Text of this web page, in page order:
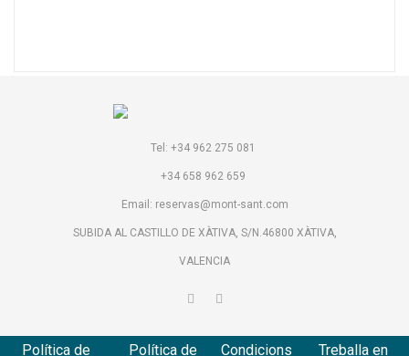
Tel: +34 962 275 081
+34 658 962 659
Email: reservas@mont-sant.com
SUBIDA AL CASTILLO DE XÀTIVA, S/N.46800 XÀTIVA,
VALENCIA
Política de Política de Condicions Treballa en